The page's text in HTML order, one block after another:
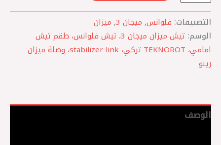
التصنيفات: فلوانس, ميجان 3 , ميزان
الوسم:
تيش ميزان ميجان 3، تيش فلوانس، طقم تيش
امامي، TEKNOROT تركي، stabilizer link، وصلة ميزان
رينو
الوصف